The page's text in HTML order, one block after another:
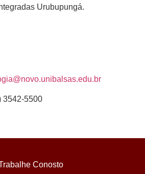
Urubupungá.
3542-5500
Conosto